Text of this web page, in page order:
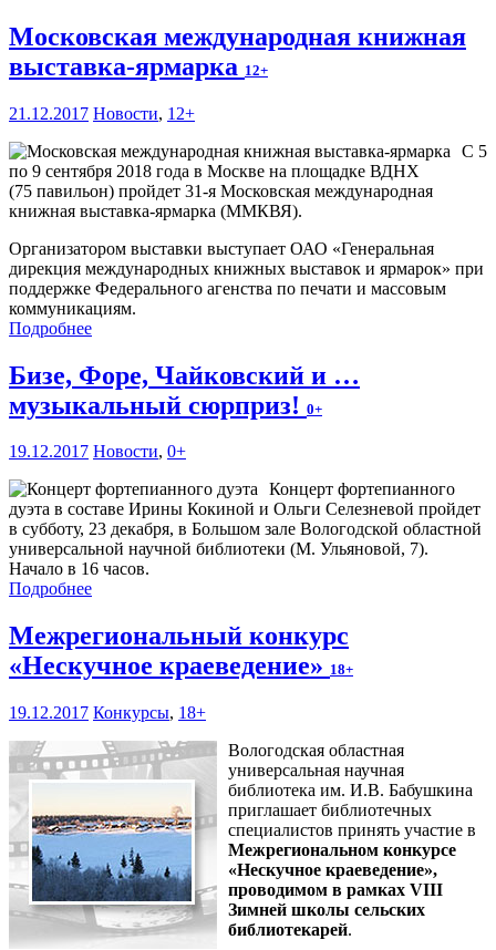
Московская международная книжная
выставка-ярмарка 12+
21.12.2017 Новости, 12+
С 5
по 9 сентября 2018 года в Москве на площадке ВДНХ
(75 павильон) пройдет 31-я Московская международная
книжная выставка-ярмарка (ММКВЯ).
Организатором выставки выступает ОАО «Генеральная
дирекция международных книжных выставок и ярмарок» при
поддержке Федерального агенства по печати и массовым
коммуникациям.
Подробнее
Бизе, Форе, Чайковский и …
музыкальный сюрприз! 0+
19.12.2017 Новости, 0+
Концерт фортепианного
дуэта в составе Ирины Кокиной и Ольги Селезневой пройдет
в субботу, 23 декабря, в Большом зале Вологодской областной
универсальной научной библиотеки (М. Ульяновой, 7).
Начало в 16 часов.
Подробнее
Межрегиональный конкурс
«Нескучное краеведение» 18+
19.12.2017 Конкурсы, 18+
Вологодская областная
универсальная научная
библиотека им. И.В. Бабушкина
приглашает библиотечных
специалистов принять участие в
Межрегиональном конкурсе
«Нескучное краеведение»,
проводимом в рамках VIII
Зимней школы сельских
библиотекарей.